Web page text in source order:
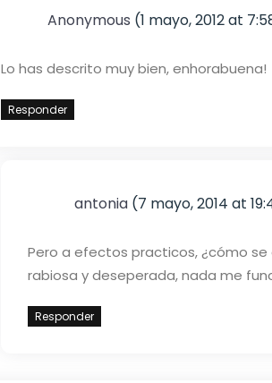
Anonymous (1 mayo, 2012 at
Lo has descrito muy bien, enhorabuena!
Responder
antonia (7 mayo, 2014 at
Pero a efectos practicos, ¿cómo
rabiosa y deseperada, nada me
Responder